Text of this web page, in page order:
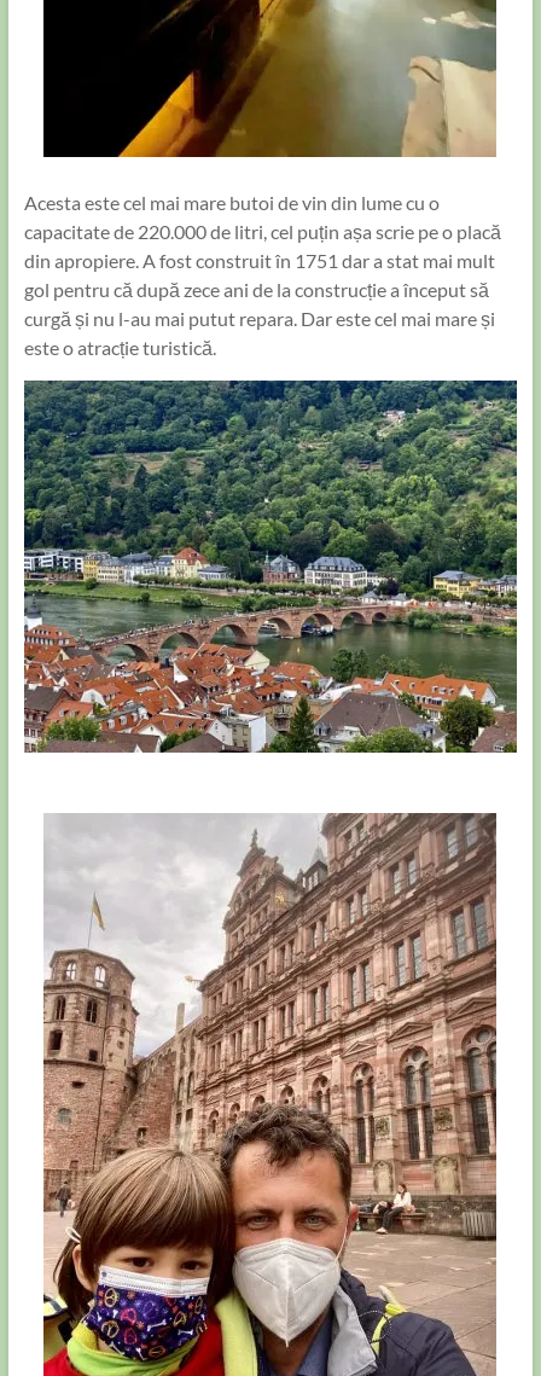
Acesta este cel mai mare butoi de vin din lume cu o
capacitate de 220.000 de litri, cel puțin așa scrie pe o placă
din apropiere. A fost construit în 1751 dar a stat mai mult
gol pentru că după zece ani de la construcție a început să
curgă și nu l-au mai putut repara. Dar este cel mai mare și
este o atracție turistică.